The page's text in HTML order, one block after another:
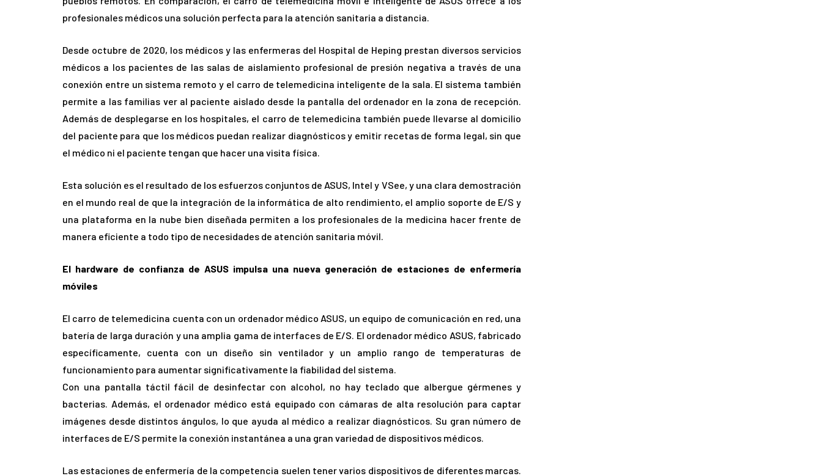
profesionales médicos una solución perfecta para la atención sanitaria a distancia.
Desde octubre de 2020, los médicos y las enfermeras del Hospital de Heping prestan diversos servicios
médicos a los pacientes de las salas de aislamiento profesional de presión negativa a través de una
conexión entre un sistema remoto y el carro de telemedicina inteligente de la sala. El sistema también
permite a las familias ver al paciente aislado desde la pantalla del ordenador en la zona de recepción.
Además de desplegarse en los hospitales, el carro de telemedicina también puede llevarse al domicilio
del paciente para que los médicos puedan realizar diagnósticos y emitir recetas de forma legal, sin que
el médico ni el paciente tengan que hacer una visita física.
Esta solución es el resultado de los esfuerzos conjuntos de ASUS, Intel y VSee, y una clara demostración
en el mundo real de que la integración de la informática de alto rendimiento, el amplio soporte de E/S y
una plataforma en la nube bien diseñada permiten a los profesionales de la medicina hacer frente de
manera eficiente a todo tipo de necesidades de atención sanitaria móvil.
El hardware de confianza de ASUS impulsa una nueva generación de estaciones de enfermería
móviles
El carro de telemedicina cuenta con un ordenador médico ASUS, un equipo de comunicación en red, una
batería de larga duración y una amplia gama de interfaces de E/S. El ordenador médico ASUS, fabricado
específicamente, cuenta con un diseño sin ventilador y un amplio rango de temperaturas de
funcionamiento para aumentar significativamente la fiabilidad del sistema.
Con una pantalla táctil fácil de desinfectar con alcohol, no hay teclado que albergue gérmenes y
bacterias. Además, el ordenador médico está equipado con cámaras de alta resolución para captar
imágenes desde distintos ángulos, lo que ayuda al médico a realizar diagnósticos. Su gran número de
interfaces de E/S permite la conexión instantánea a una gran variedad de dispositivos médicos.
Las estaciones de enfermería de la competencia suelen tener varios dispositivos de diferentes marcas.